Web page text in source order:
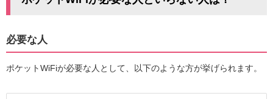
必要な人
ポケットWiFiが必要な人として、以下のような方が挙げられます。